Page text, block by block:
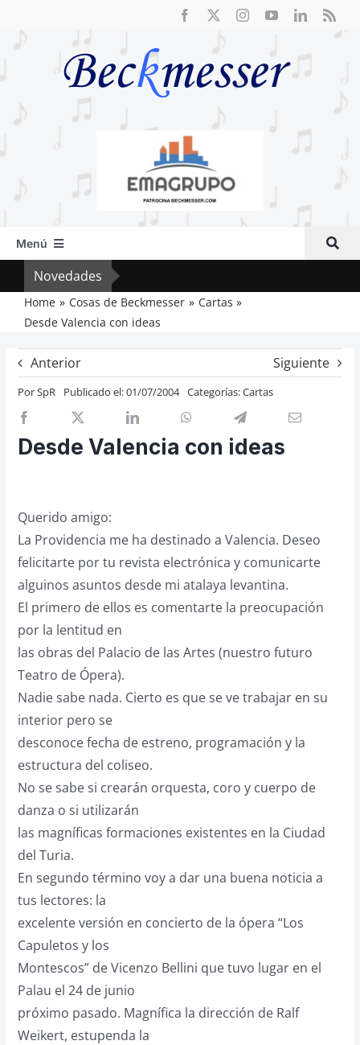
Menú
Inicio
Actual
Artículos
Crítica
Previos de ópera
Cosas de Beckmesser
Buscar:
Novedades
Home Cosas de Beckmesser
Cartas
Desde Valencia con ideas
Anterior Siguiente
PorSpR Publicado el: 01/07/2004 Categorías:Cartas
Desde Valencia con ideas
Querido amigo:
La Providencia me ha destinado a Valencia. Deseo
felicitarte por tu revista electrónica y comunicarte
alguinos asuntos desde mi atalaya levantina.
El primero de ellos es comentarte la preocupación
por la lentitud en
las obras del Palacio de las Artes (nuestro futuro
Teatro de Ópera).
Nadie sabe nada. Cierto es que se ve trabajar en su
interior pero se
desconoce fecha de estreno, programación y la
estructura del coliseo.
No se sabe si crearán orquesta, coro y cuerpo de
danza o si utilizarán
las magníficas formaciones existentes en la Ciudad
del Turia.
En segundo término voy a dar una buena noticia a
tus lectores: la
excelente versión en concierto de la ópera “Los
Capuletos y los
Montescos” de Vicenzo Bellini que tuvo lugar en el
Palau el 24 de junio
próximo pasado. Magnífica la dirección de Ralf
Weikert, estupenda la